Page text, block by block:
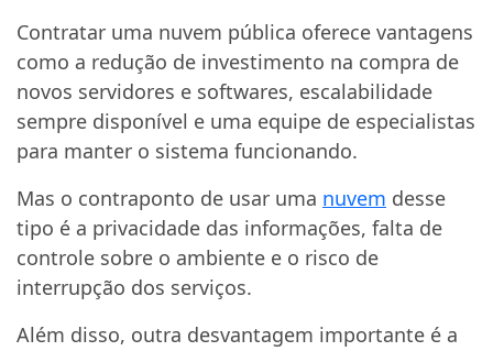
Contratar uma nuvem pública oferece vantagens
como a redução de investimento na compra de
novos servidores e softwares, escalabilidade
sempre disponível e uma equipe de especialistas
para manter o sistema funcionando.
Mas o contraponto de usar uma nuvem desse
tipo é a privacidade das informações, falta de
controle sobre o ambiente e o risco de
interrupção dos serviços.
Além disso, outra desvantagem importante é a